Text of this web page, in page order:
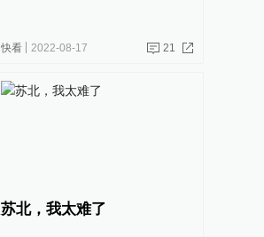
快看 2022-08-17 21
苏北，我太难了